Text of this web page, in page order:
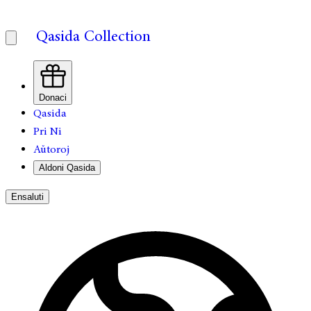
Qasida Collection
Donaci
Qasida
Pri Ni
Aŭtoroj
Aldoni Qasida
Ensaluti